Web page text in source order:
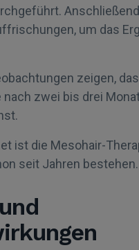
um das
zeigen,
nach zwei bis drei
ist die Mesohair-
seit Jahren bestehen.